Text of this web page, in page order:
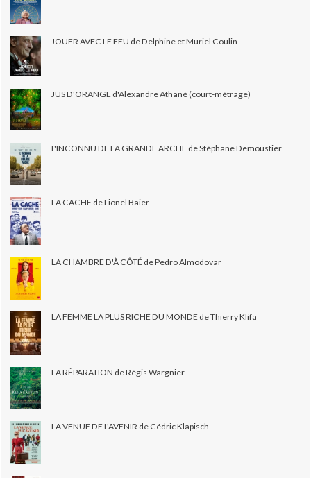
JOUER AVEC LE FEU de Delphine et Muriel Coulin
JUS D'ORANGE d'Alexandre Athané (court-métrage)
L'INCONNU DE LA GRANDE ARCHE de Stéphane Demoustier
LA CACHE de Lionel Baier
LA CHAMBRE D'À CÔTÉ de Pedro Almodovar
LA FEMME LA PLUS RICHE DU MONDE de Thierry Klifa
LA RÉPARATION de Régis Wargnier
LA VENUE DE L'AVENIR de Cédric Klapisch